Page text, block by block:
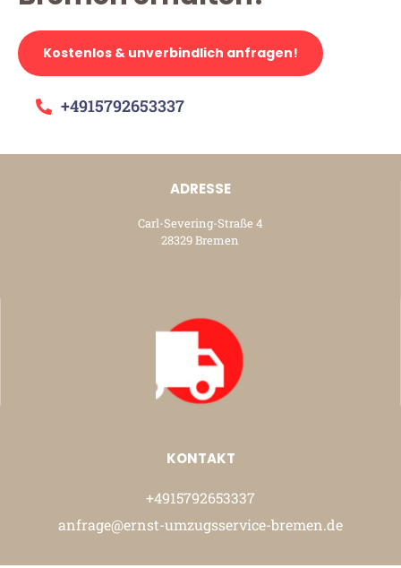
Kostenlos & unverbindlich anfragen!
+4915792653337
ADRESSE
Carl-Severing-Straße 4
28329 Bremen
KONTAKT
+4915792653337
anfrage@ernst-umzugsservice-bremen.de